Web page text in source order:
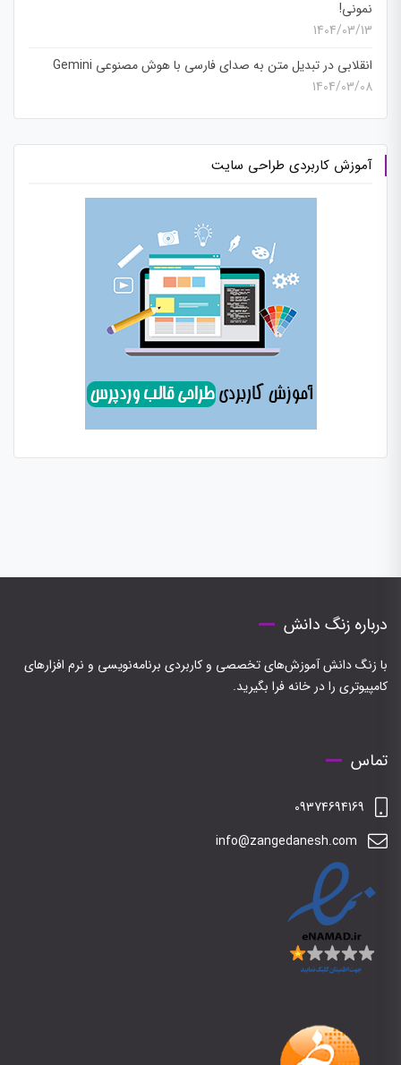
نمونی!
1404/03/13
انقلابی در تبدیل متن به صدای فارسی با هوش مصنوعی Gemini
1404/03/08
آموزش کاربردی طراحی سایت
درباره زنگ دانش
با زنگ دانش آموزش‌های تخصصی و کاربردی برنامه‌نویسی و نرم افزارهای
کامپیوتری را در خانه فرا بگیرید.
تماس
09374694169
info@zangedanesh.com